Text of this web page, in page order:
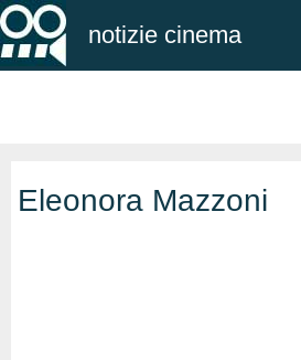
notizie cinema
Eleonora Mazzoni